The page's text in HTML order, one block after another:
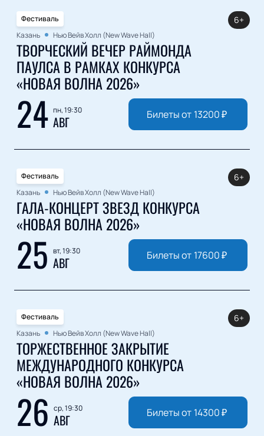
Фестиваль
Казань
Нью Вейв Холл (New Wave Hall)
ТВОРЧЕСКИЙ ВЕЧЕР РАЙМОНДА
ПАУЛСА В РАМКАХ КОНКУРСА
«НОВАЯ ВОЛНА 2026»
24 пн, 19:30
АВГ
6+
Билеты от 13200₽
Фестиваль
Казань
Нью Вейв Холл (New Wave Hall)
ГАЛА-КОНЦЕРТ ЗВЕЗД КОНКУРСА
«НОВАЯ ВОЛНА 2026»
25 вт, 19:30
АВГ
6+
Билеты от 17600₽
Фестиваль
Казань
Нью Вейв Холл (New Wave Hall)
ТОРЖЕСТВЕННОЕ ЗАКРЫТИЕ
МЕЖДУНАРОДНОГО КОНКУРСА
«НОВАЯ ВОЛНА 2026»
26 ср, 19:30
АВГ
6+
Билеты от 14300₽